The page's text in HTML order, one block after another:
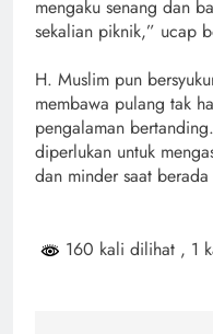
mengaku senang dan
sekalian piknik,” ucap
H. Muslim pun
membawa pulang tak
pengalaman
diperlukan untuk
dan minder saat
160 kali dilihat , 1